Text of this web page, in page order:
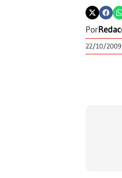
Por
22/10/